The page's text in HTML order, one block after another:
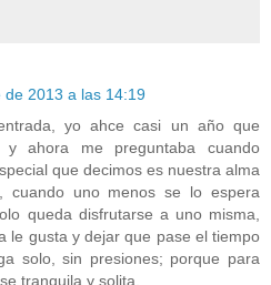
de 2013 a las 14:19
yo ahce casi un año que
y ahora me preguntaba cuando
que decimos es nuestra alma
cuando uno menos se lo espera
queda disfrutarse a uno misma,
le gusta y dejar que pase el tiempo
solo, sin presiones; porque para
tranquila y solita.